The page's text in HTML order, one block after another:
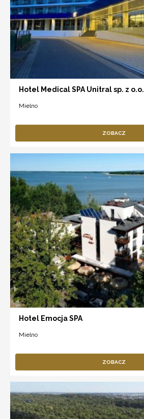
Hotel Medical SPA Unitral sp. z o.o.
Mielno
ZOBACZ
Hotel Emocja SPA
Mielno
ZOBACZ